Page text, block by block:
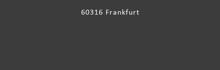
60316 Frankfurt